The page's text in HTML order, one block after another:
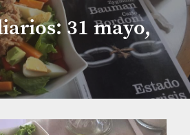
31 mayo,